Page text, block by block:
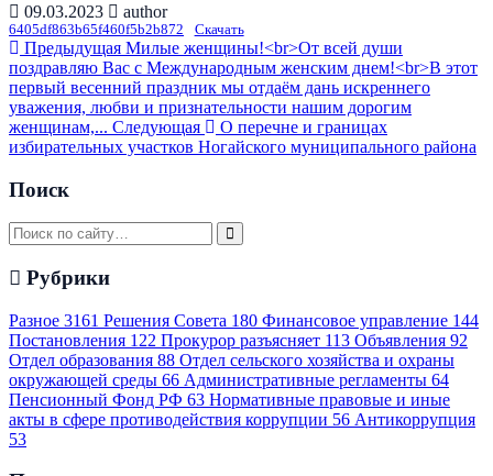
09.03.2023 author
6405df863b65f460f5b2b872 Скачать
Предыдущая Милые женщины!<br>От всей души
поздравляю Вас с Международным женским днем!<br>В этот
первый весенний праздник мы отдаём дань искреннего
уважения, любви и признательности нашим дорогим
женщинам,... Следующая
О перечне и границах
избирательных участков Ногайского муниципального района
Поиск
Рубрики
Разное 3161 Решения Совета 180 Финансовое управление 144
Постановления 122 Прокурор разъясняет 113 Объявления 92
Отдел образования 88 Отдел сельского хозяйства и охраны
окружающей среды 66 Административные регламенты 64
Пенсионный Фонд РФ 63 Нормативные правовые и иные
акты в сфере противодействия коррупции 56 Антикоррупция
53